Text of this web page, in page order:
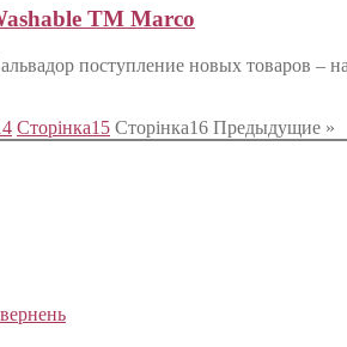
ТМ Marco
поступление новых товаров
Сторінка15 Сторінка16 Предыдущие »